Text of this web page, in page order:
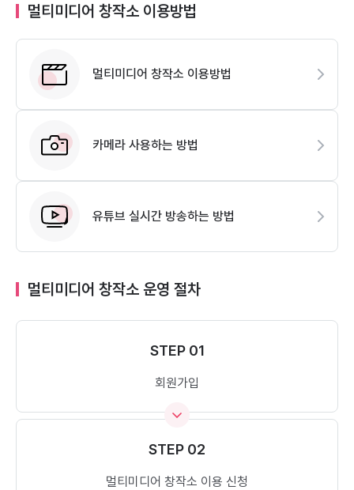
멀티미디어 창작소 이용방법
멀티미디어 창작소 이용방법
카메라 사용하는 방법
유튜브 실시간 방송하는 방법
멀티미디어 창작소 운영 절차
STEP 01
회원가입
STEP 02
멀티미디어 창작소 이용 신청